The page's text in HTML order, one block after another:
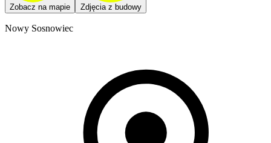
Zobacz na mapie Zdjęcia z budowy
Nowy Sosnowiec